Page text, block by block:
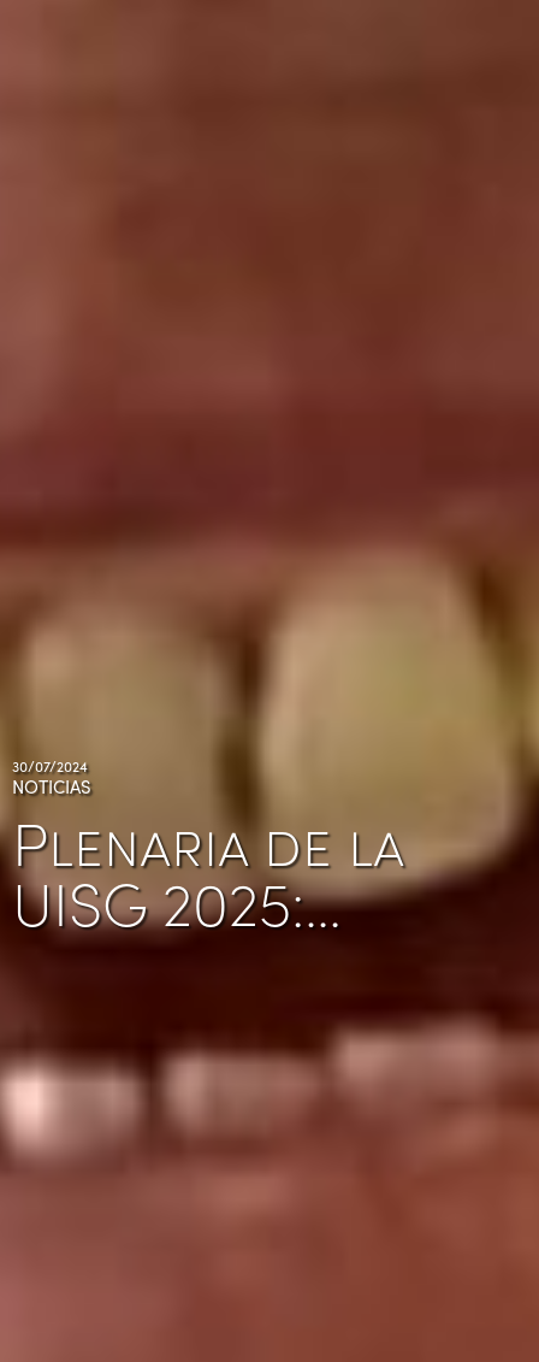
30/07/2024
NOTICIAS
Plenaria de la
UISG 2025:…